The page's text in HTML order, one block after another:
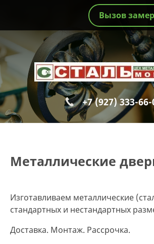
Вызов
+7 (927) 333-66-
Металлические
Изготавливаем металлические
стандартных и нестандартных
Доставка. Монтаж. Рассрочка.